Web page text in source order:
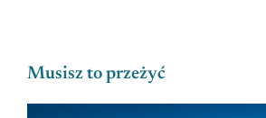
Musisz to przeżyć